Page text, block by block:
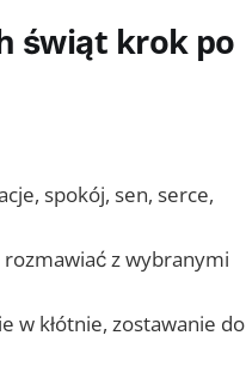
świąt krok po
spokój, sen, serce,
rozmawiać z wybranymi
w kłótnie, zostawanie do